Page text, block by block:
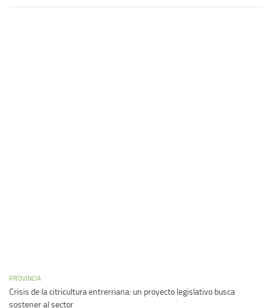
PROVINCIA
Crisis de la citricultura entrerriana: un proyecto legislativo busca
sostener al sector